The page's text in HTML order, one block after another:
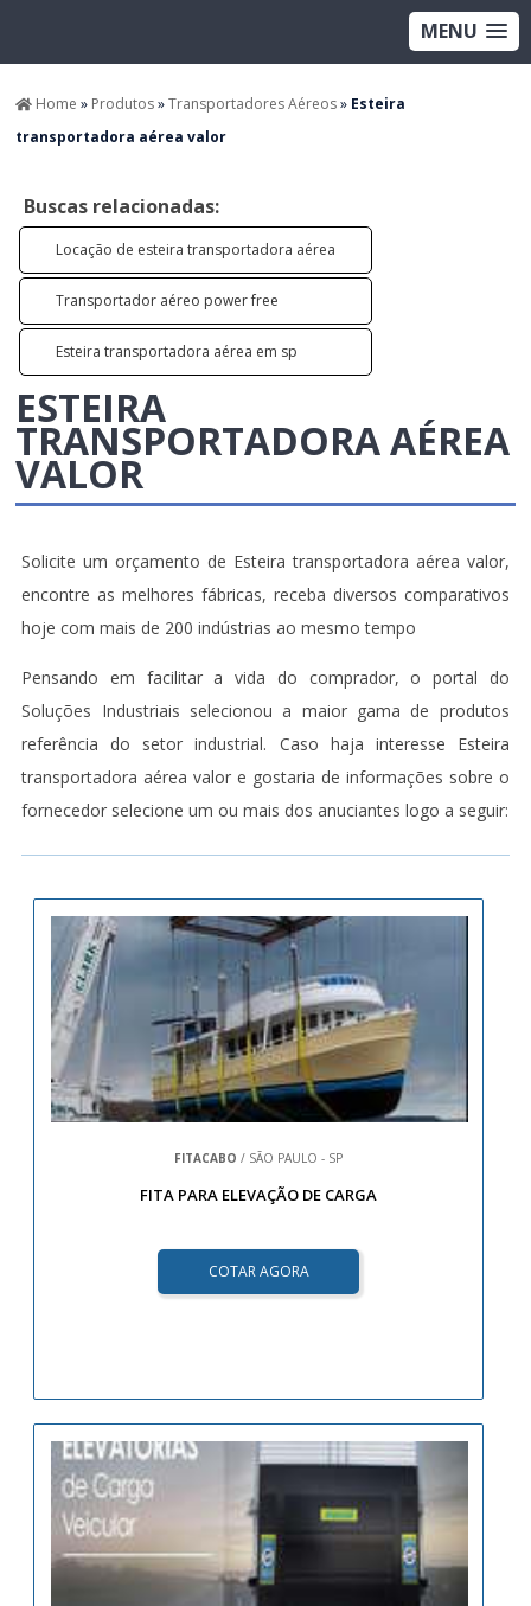
MENU
Home » Produtos»Transportadores Aéreos» Esteira
transportadora aérea valor
Buscas relacionadas:
Locação de esteira transportadora aérea
Transportador aéreo power free
Esteira transportadora aérea em sp
ESTEIRA
TRANSPORTADORA AÉREA
VALOR
Solicite um orçamento de Esteira transportadora aérea valor,
encontre as melhores fábricas, receba diversos comparativos
hoje com mais de 200 indústrias ao mesmo tempo
Pensando em facilitar a vida do comprador, o portal do
Soluções Industriais selecionou a maior gama de produtos
referência do setor industrial. Caso haja interesse Esteira
transportadora aérea valor e gostaria de informações sobre o
fornecedor selecione um ou mais dos anuciantes logo a seguir:
FITACABO / SÃO PAULO - SP
FITA PARA ELEVAÇÃO DE CARGA
COTAR AGORA